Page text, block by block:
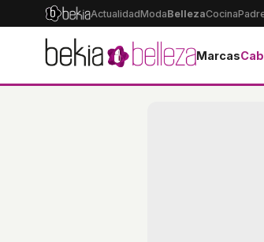
ActualidadModaBellezaCocina
Marcas